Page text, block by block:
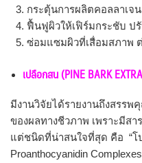
กระตุ้นการผลิตคอลลาเจ
ฟื้นฟูผิวให้เฟิร์มกระชับ ป
ซ่อมแซมผิวที่เสื่อมสภาพ
เปลือกสน (PINE BARK
มีงานวิจัยได้รายงานถึงสรร
ของผลทางชีวภาพ เพราะมีส
แต่ชนิดที่น่าสนใจที่สุด คือ “โ
Proanthocyanidin